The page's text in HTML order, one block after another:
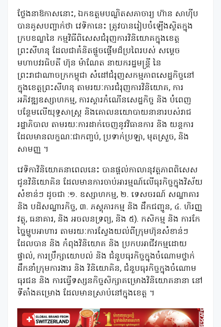
ថ្លែងនាឱកាសនោះ, ឯកឧត្តមបណ្ឌិតសភាចារ្យ ហ៊ាន សាហ៊ីប
បានគូសបញ្ជាក់ថា វេទិកានេះ ត្រូវបានរៀបចំឡើងស្ថិតក្នុង
ក្របខណ្ឌនៃ កម្មវិធីពិសេសជំរុញការវិនិយោគក្នុងខេត្ត
ព្រះសីហនុ ដែលជាគំនិតផ្ដួចផ្ដើមដ៏ប្រពៃរបស់ សម្ដេច
មហាបវរធិបតី ហ៊ុន ម៉ាណែត នាយករដ្ឋមន្ត្រី នៃ
ព្រះរាជាណាចក្រកម្ពុជា សំដៅជំរុញសកម្មភាពសេដ្ឋកិច្ចនៅ
ក្នុងខេត្តព្រះសីហនុ តាមរយៈការជំរុញការវិនិយោគ, ការ
អភិវឌ្ឍឧស្សាហកម្ម, ការស្តារកំណើនសេដ្ឋកិច្ច និង បំពេញ
បន្ថែមលើយុទ្ធសាស្រ្ត និងគោលនយោបាយនានារបស់រាជ
រដ្ឋាភិបាល តាមរយៈការដាក់ចេញនូវវិធានការ និង យន្តការ
ដែលមានលក្ខណៈជាកញ្ចប់, ប្រទាក់ប្រឡា, មុតស្រួច, និង
សាមញ្ញ ។
វេទិកាវិនិយោគនាពេលនេះ បានផ្តល់កាលានុវត្តភាពពិសេស
ជូនវិនិយោគិន ដែលមានការចាប់អារម្មណ៍លើធុរកិច្ចក្នុងវិស័យ
សំខាន់ៗ ដូចជា :១. ឧស្សាហកម្ម, ២. ទេសចរណ៍ សណ្ឋាគារ
និង បដិសណ្ឋារកិច្ច, ៣. ភស្ដុភារកម្ម និង ដឹកជញ្ជូន, ៤. ហិរញ្ញ
វត្ថុ, ធនាគារ, និង អចលនទ្រព្យ, និង ៥). កសិកម្ម និង ការកែ
ច្នៃម្ហូបអាហារ តាមរយៈការស្វែងយល់ពីក្រុមហ៊ុនសំខាន់ៗ
ដែលបាន និង កំពុងវិនិយោគ និង ប្រកបអាជីវកម្មដោយ
ផ្ទាល់, ការប្រឹក្សាយោបល់ និង ជំនួបធុរកិច្ចក្នុងចំណោមថ្នាក់
ដឹកនាំក្រុមការងារ និង វិនិយោគិន, ជំនួបធុរកិច្ចក្នុងចំណោម
ធុរជន និង ការធ្វើទស្សនកិច្ចសិក្សាគម្រោងវិនិយោគនានា នៅ
ទីតាំងគម្រោង ដែលមានស្រាប់នៅក្នុងខេត្ត ។